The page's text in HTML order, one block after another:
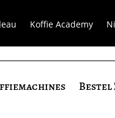
Koffie Academy